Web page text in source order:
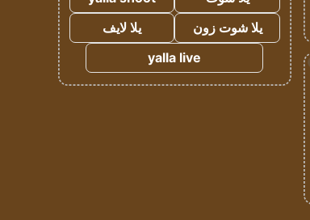
يلا شوت زون
يلا لايف
yalla live